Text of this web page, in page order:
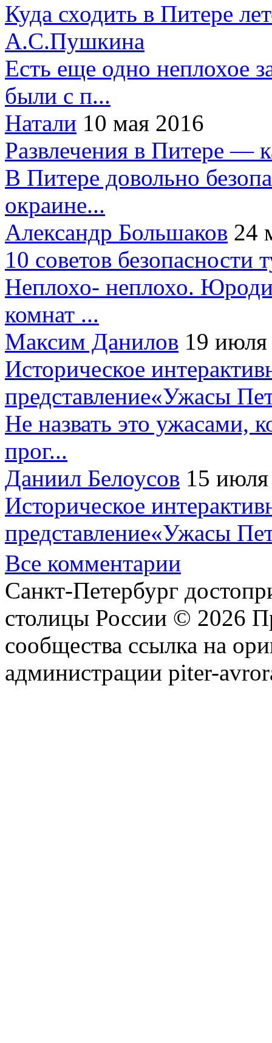
Куда сходить в Питере
А.С.Пушкина
Есть еще одно неплохое
были с п...
Натали 10 мая 2016
Развлечения в Питере —
В Питере довольно
окраине...
Александр Большаков 24
10 советов безопасности
Неплохо- неплохо.
комнат ...
Максим Данилов 19
Историческое
представление«Ужасы
Не назвать это ужасами,
прог...
Даниил Белоусов 15
Историческое
представление«Ужасы
Все комментарии
Санкт-Петербург
столицы России © 2026
сообщества ссылка на
администрации piter-